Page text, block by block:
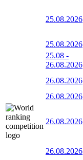
25.08.2026
25.08.2026
25.08 -
26.08.2026
26.08.2026
26.08.2026
26.08.2026
26.08.2026